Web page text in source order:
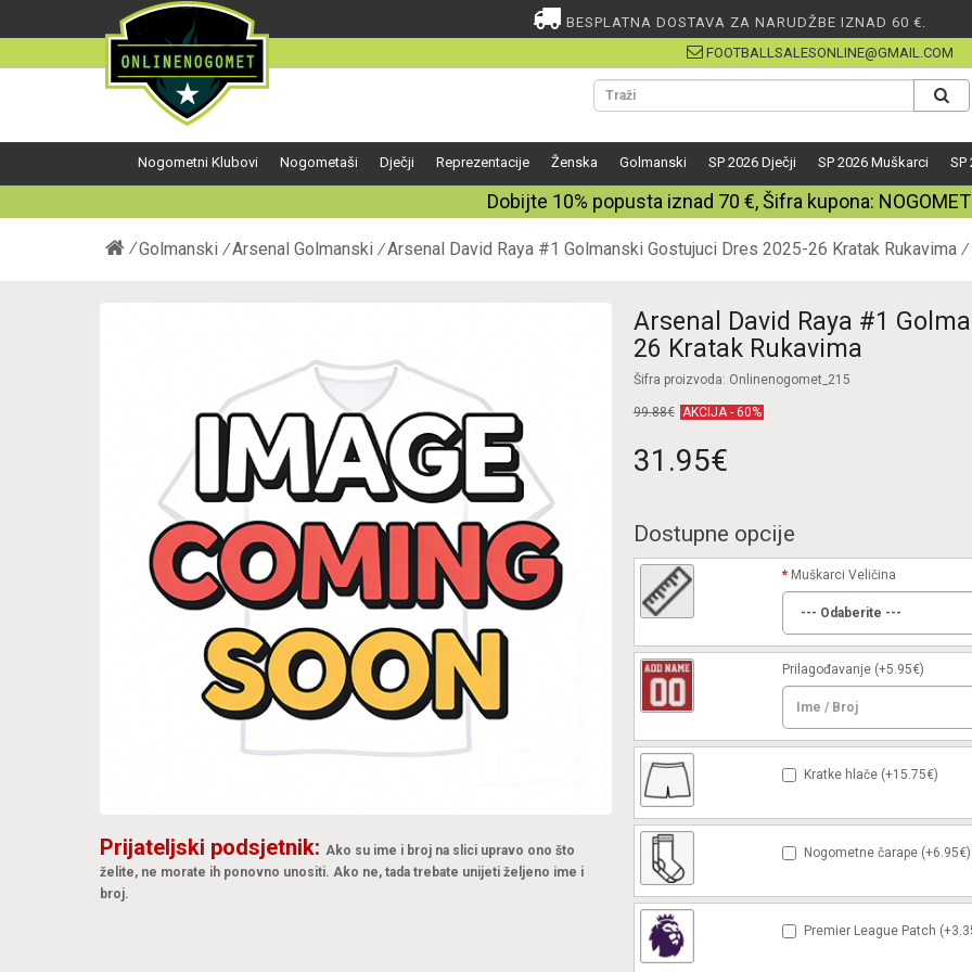
BESPLATNA DOSTAVA ZA NARUDŽBE IZNAD 60 €.
FOOTBALLSALESONLINE@GMAIL.COM
Nogometni Klubovi Nogometaši Dječji Reprezentacije Ženska Golmanski SP 2026 Dječji SP 2026 Muškarci SP
Dobijte 10% popusta iznad 70 €, Šifra kupona: NOGOMET
Golmanski Arsenal Golmanski Arsenal David Raya #1 Golmanski Gostujuci Dres 2025-26 Kratak Rukavima
Prijateljski podsjetnik: Ako su ime i broj na slici upravo ono što
želite, ne morate ih ponovno unositi. Ako ne, tada trebate unijeti željeno ime i
broj.
Arsenal David Raya #1
26 Kratak Rukavima
Šifra proizvoda: Onlinenogomet_215
99.88€ AKCIJA - 60%
31.95€
Dostupne opcije
Muškarci Veličina
Prilagođavanje(+5.95€)
Kratke hlače (+15.75€)
Nogometne čarape (+6.95€)
Premier League Patch